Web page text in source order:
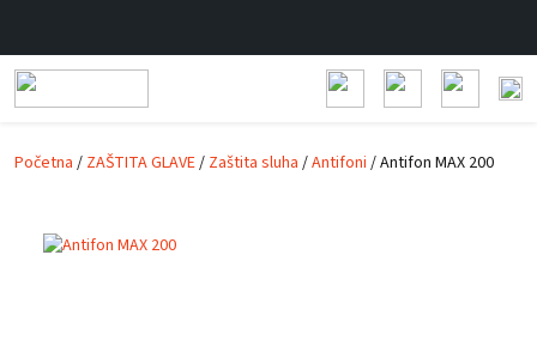
Prijeđi na glavni sadržaj
Početna / ZAŠTITA GLAVE/ Zaštita sluha /Antifoni / Antifon MAX 200